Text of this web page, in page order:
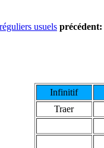
usuels précédent:
Infinitif
Traer